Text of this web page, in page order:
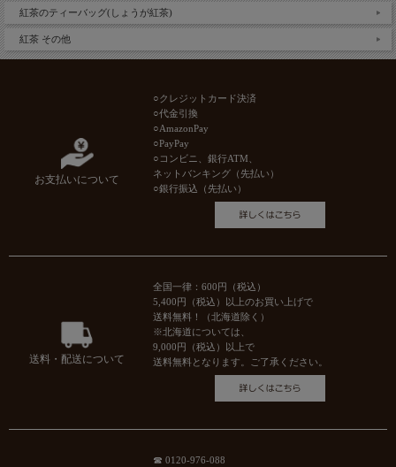
紅茶のティーバッグ(しょうが紅茶)
紅茶 その他
お支払いについて
○クレジットカード決済
○代金引換
○AmazonPay
○PayPay
○コンビニ、銀行ATM、
ネットバンキング（先払い）
○銀行振込（先払い）
送料・配送について
全国一律：600円（税込）
5,400円（税込）以上のお買い上げで
送料無料！（北海道除く）
※北海道については、
9,000円（税込）以上で
送料無料となります。ご了承ください。
☎ 0120-976-088